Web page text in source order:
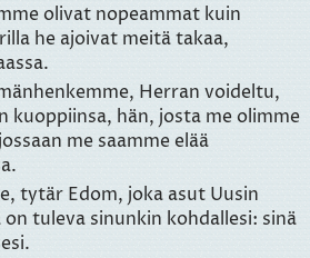
olivat nopeammat kuin
he ajoivat meitä takaa,
Herran voideltu,
kuoppiinsa, hän, josta me olimme
me saamme elää
tytär Edom, joka asut Uusin
tuleva sinunkin kohdallesi: sinä